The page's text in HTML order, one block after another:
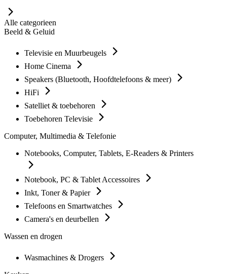
Alle categorieen
Beeld & Geluid
Televisie en Muurbeugels
Home Cinema
Speakers (Bluetooth, Hoofdtelefoons & meer)
HiFi
Satelliet & toebehoren
Toebehoren Televisie
Computer, Multimedia & Telefonie
Notebooks, Computer, Tablets, E-Readers & Printers
Notebook, PC & Tablet Accessoires
Inkt, Toner & Papier
Telefoons en Smartwatches
Camera's en deurbellen
Wassen en drogen
Wasmachines & Drogers